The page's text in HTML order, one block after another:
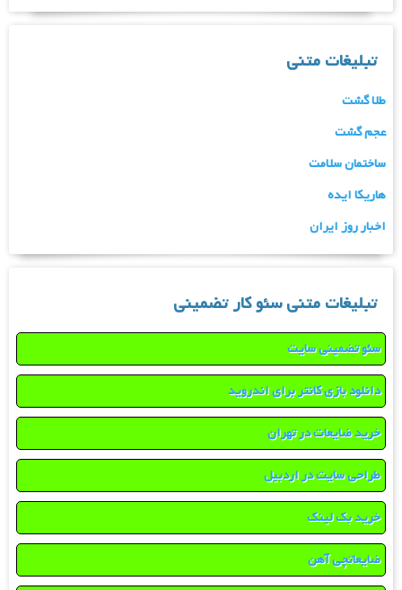
تبلیغات متنی
طلا گشت
عجم گشت
ساختمان سلامت
هاریکا ایده
اخبار روز ایران
تبلیغات متنی سئو کار تضمینی
سئو تضمینی سایت
دانلود بازی کانتر برای اندروید
خرید ضایعات در تهران
طراحی سایت در اردبیل
خرید بک لینک
ضایعاتچی آهن